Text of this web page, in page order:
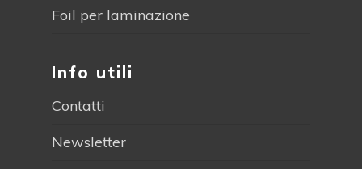
Foil per laminazione
Info utili
Contatti
Newsletter